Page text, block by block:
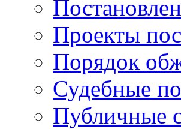
Проекты
Порядок
Судебные
Публичные